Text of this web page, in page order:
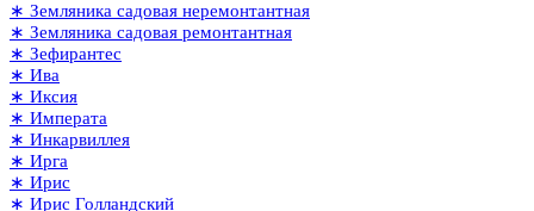
∗ Земляника садовая неремонтантная
∗ Земляника садовая ремонтантная
∗ Зефирантес
∗ Ива
∗ Иксия
∗ Императа
∗ Инкарвиллея
∗ Ирга
∗ Ирис
∗ Ирис Голландский